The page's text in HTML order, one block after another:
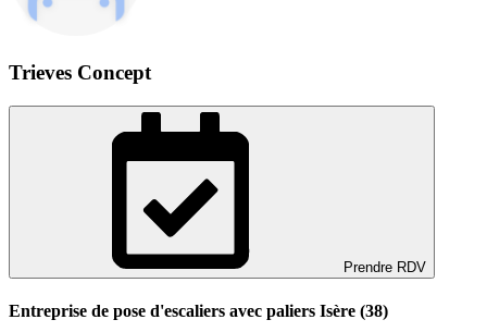
Trieves Concept
Prendre RDV
Entreprise de pose d'escaliers avec paliers Isère (38)